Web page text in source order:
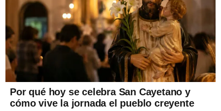
Por qué hoy se celebra San Cayetano y
cómo vive la jornada el pueblo creyente